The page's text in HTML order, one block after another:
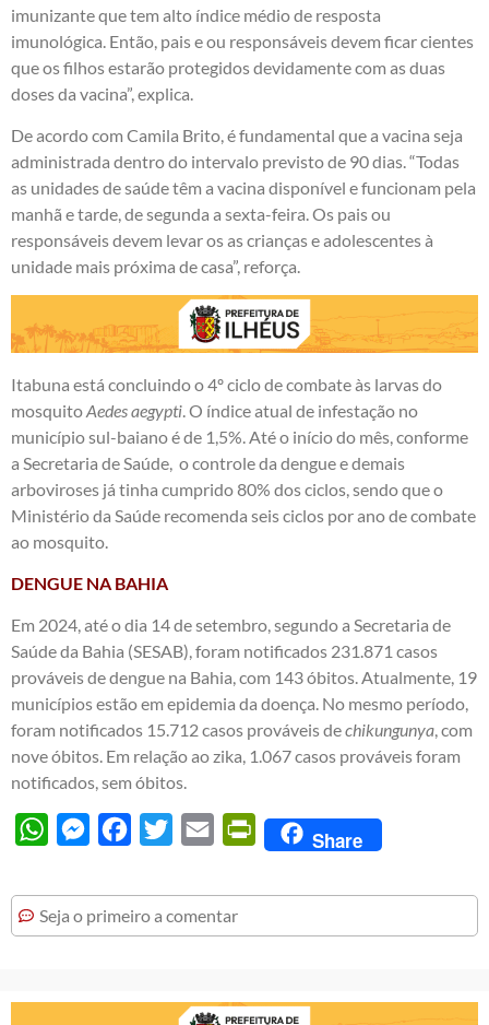
imunizante que tem alto índice médio de resposta
imunológica. Então, pais e ou responsáveis devem ficar cientes
que os filhos estarão protegidos devidamente com as duas
doses da vacina”, explica.
De acordo com Camila Brito, é fundamental que a vacina seja
administrada dentro do intervalo previsto de 90 dias. “Todas
as unidades de saúde têm a vacina disponível e funcionam pela
manhã e tarde, de segunda a sexta-feira. Os pais ou
responsáveis devem levar os as crianças e adolescentes à
unidade mais próxima de casa”, reforça.
Itabuna está concluindo o 4º ciclo de combate às larvas do
mosquitoAedes aegypti . O índice atual de infestação no
município sul-baiano é de 1,5%. Até o início do mês, conforme
a Secretaria de Saúde, o controle da dengue e demais
arboviroses já tinha cumprido 80% dos ciclos, sendo que o
Ministério da Saúde recomenda seis ciclos por ano de combate
ao mosquito.
DENGUE NA BAHIA
Em 2024, até o dia 14 de setembro, segundo a Secretaria de
Saúde da Bahia (SESAB), foram notificados 231.871 casos
prováveis de dengue na Bahia, com 143 óbitos. Atualmente, 19
municípios estão em epidemia da doença. No mesmo período,
foram notificados 15.712 casos prováveis dechikungunya, com
nove óbitos. Em relação ao zika, 1.067 casos prováveis foram
notificados, sem óbitos.
WhatsAppMessengerFacebook
Twitter Email PrintFriendly
Share
Seja o primeiro a comentar